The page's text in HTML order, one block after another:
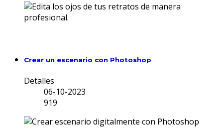
Crear un escenario con Photoshop
Detalles
06-10-2023
919